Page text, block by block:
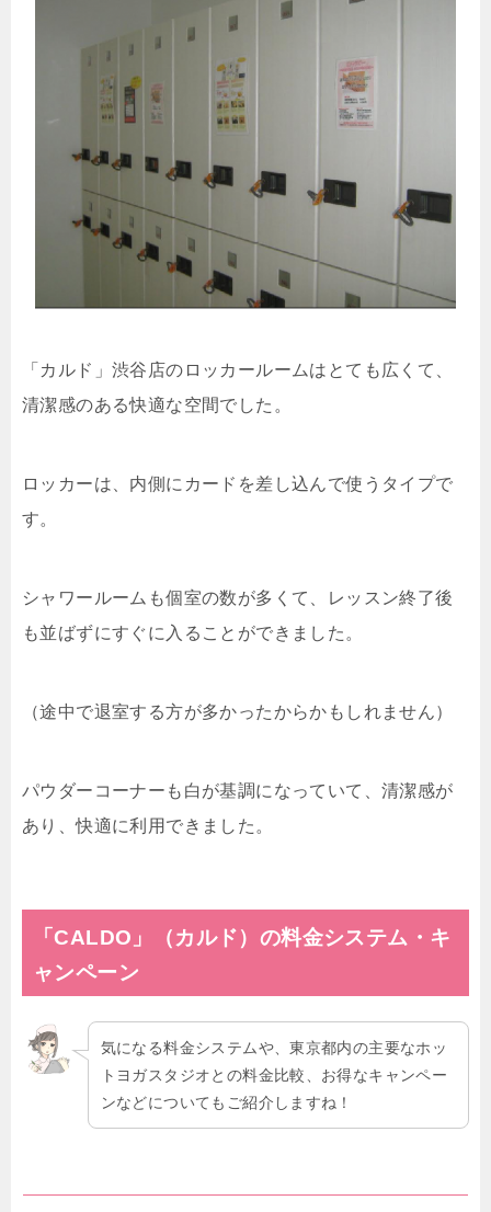
「カルド」渋谷店のロッカールームはとても広くて、
清潔感のある快適な空間でした。
ロッカーは、内側にカードを差し込んで使うタイプで
す。
シャワールームも個室の数が多くて、レッスン終了後
も並ばずにすぐに入ることができました。
（途中で退室する方が多かったからかもしれません）
パウダーコーナーも白が基調になっていて、清潔感が
あり、快適に利用できました。
「CALDO」（カルド）の料金システム・キ
ャンペーン
気になる料金システムや、東京都内の主要なホッ
トヨガスタジオとの料金比較、お得なキャンペー
ンなどについてもご紹介しますね！